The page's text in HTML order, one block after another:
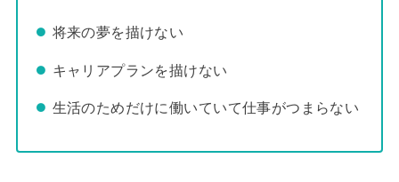
将来の夢を描けない
キャリアプランを描けない
生活のためだけに働いていて仕事がつまらない